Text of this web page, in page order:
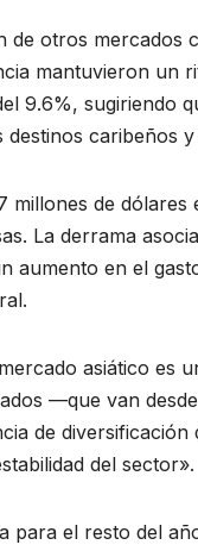
otros mercados
mantuvieron un
9.6%, sugiriendo
caribeños
millones de
La derrama
aumento en el
asiático es
—que van
de diversificación
del sector».
para el resto del